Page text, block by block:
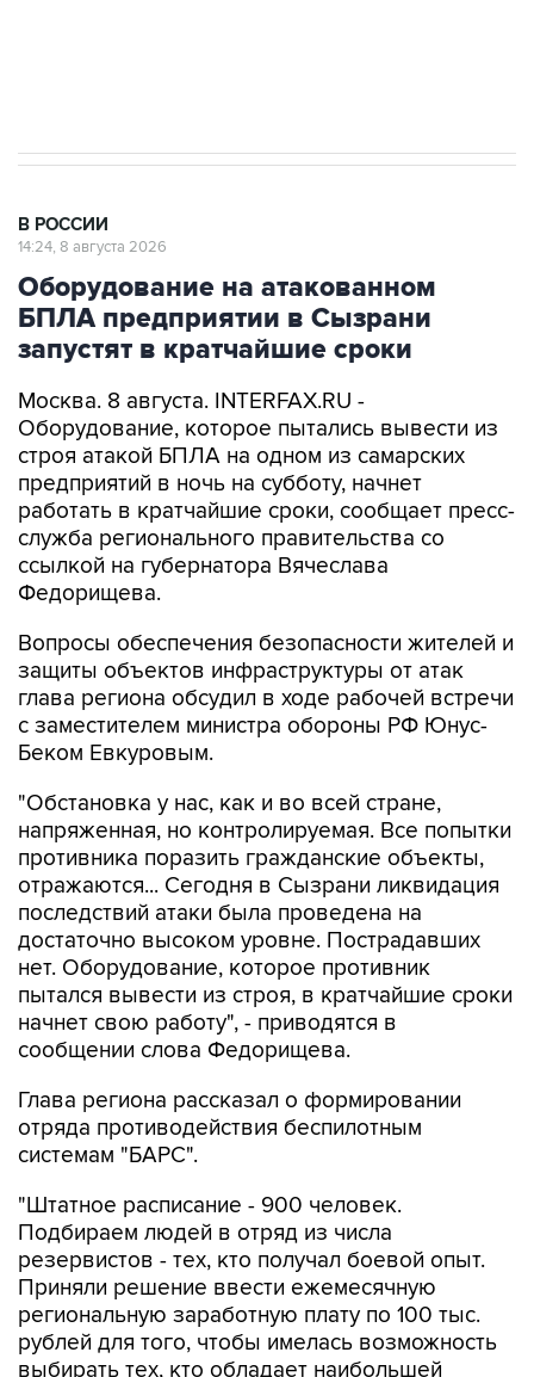
В РОССИИ
14:24, 8 августа 2026
Оборудование на атакованном
БПЛА предприятии в Сызрани
запустят в кратчайшие сроки
Москва. 8 августа. INTERFAX.RU -
Оборудование, которое пытались вывести из
строя атакой БПЛА на одном из самарских
предприятий в ночь на субботу, начнет
работать в кратчайшие сроки, сообщает пресс-
служба регионального правительства со
ссылкой на губернатора Вячеслава
Федорищева.
Вопросы обеспечения безопасности жителей и
защиты объектов инфраструктуры от атак
глава региона обсудил в ходе рабочей встречи
с заместителем министра обороны РФ Юнус-
Беком Евкуровым.
"Обстановка у нас, как и во всей стране,
напряженная, но контролируемая. Все попытки
противника поразить гражданские объекты,
отражаются... Сегодня в Сызрани ликвидация
последствий атаки была проведена на
достаточно высоком уровне. Пострадавших
нет. Оборудование, которое противник
пытался вывести из строя, в кратчайшие сроки
начнет свою работу", - приводятся в
сообщении слова Федорищева.
Глава региона рассказал о формировании
отряда противодействия беспилотным
системам "БАРС".
"Штатное расписание - 900 человек.
Подбираем людей в отряд из числа
резервистов - тех, кто получал боевой опыт.
Приняли решение ввести ежемесячную
региональную заработную плату по 100 тыс.
рублей для того, чтобы имелась возможность
выбирать тех, кто обладает наибольшей